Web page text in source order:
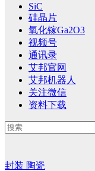
SiC
硅晶片
氧化镓Ga2O3
视频号
通讯录
艾邦官网
艾邦机器人
关注微信
资料下载
封装 陶瓷